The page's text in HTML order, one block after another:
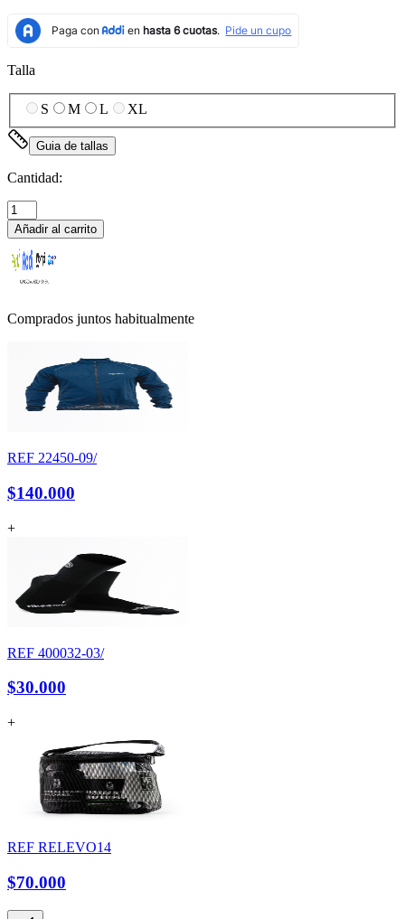
Talla
S M L XL
Guia de tallas
Cantidad:
Añadir al carrito
Comprados juntos habitualmente
REF 22450-09/
$140.000
+
REF 400032-03/
$30.000
+
REF RELEVO14
$70.000